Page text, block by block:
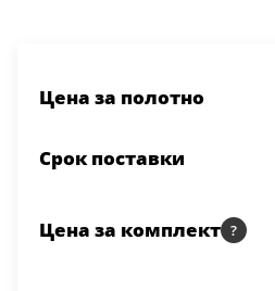
Цена за полотно
Срок поставки
Цена за комплект